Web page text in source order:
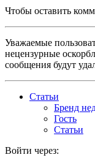
Чтобы оставить
Уважаемые
нецензурные
сообщения будут
Статьи
Бренд
Гость
Статьи
Войти через: